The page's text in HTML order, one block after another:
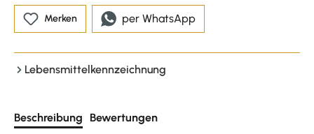
Merken per WhatsApp
Lebensmittelkennzeichnung
Beschreibung Bewertungen